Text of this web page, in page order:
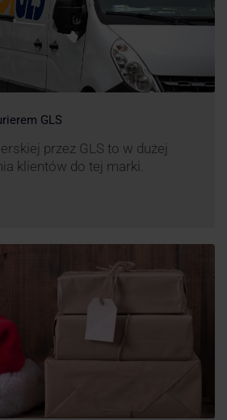
GLS
przez GLS to w dużej
klientów do tej marki.